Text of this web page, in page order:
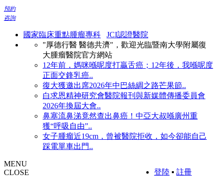
預約
咨詢
國家臨床重點腫瘤專科
JCI認證醫院
"厚德行醫 醫德共濟"，歡迎光臨暨南大學附屬復
大腫瘤醫院官方網站
12年前，媽咪喺呢度打贏舌癌；12年後，我喺呢度
正面交鋒乳癌..
復大獲邀出席2026年中巴絲綢之路芒果節..
白求恩精神研究會醫院報刊與新媒體傳播委員會
2026年換屆大會..
鼻塞流鼻涕竟然查出鼻癌！中亞大叔喺廣州重
獲“呼吸自由”..
女子腫瘤近19cm，曾被醫院拒收，如今卻能自己
踩電單車出門..
登陸 ▪ 註冊
MENU
CLOSE